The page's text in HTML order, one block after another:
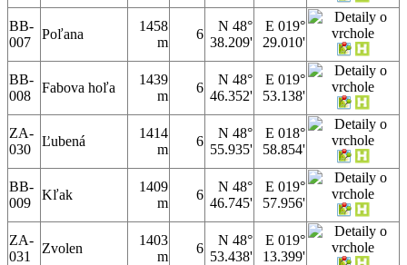
BB-
007
Poľana
1458
m
6
N 48°
38.209'
E 019°
29.010'
BB-
008
Fabova hoľa
1439
m
6
N 48°
46.352'
E 019°
53.138'
ZA-
030
Ľubená
1414
m
6
N 48°
55.935'
E 018°
58.854'
BB-
009
Kľak
1409
m
6
N 48°
46.745'
E 019°
57.956'
ZA-
031
Zvolen
1403
m
6
N 48°
53.438'
E 019°
13.399'